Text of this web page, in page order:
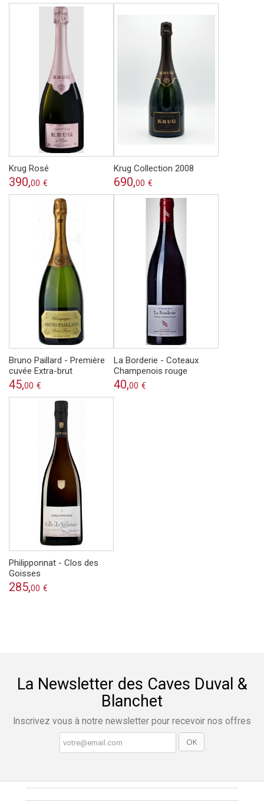
Krug Rosé
390,00 €
Krug Collection 2008
690,00 €
Bruno Paillard - Première
cuvée Extra-brut
45,00 €
La Borderie - Coteaux
Champenois rouge
40,00 €
Philipponnat - Clos des
Goisses
285,00 €
La Newsletter des Caves Duval &
Blanchet
Inscrivez vous à notre newsletter pour recevoir nos offres